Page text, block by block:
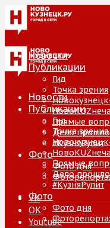
Новости
Публикации
Гид
Точка зрения
Прямые
Дело
#КузняРулит
Фото
Фото дня
VK
ОК
Youtube
Новости
Публикации
Гид
Точка зрения
Прямые
Дело
#КузняРулит
Фото
Фото дня